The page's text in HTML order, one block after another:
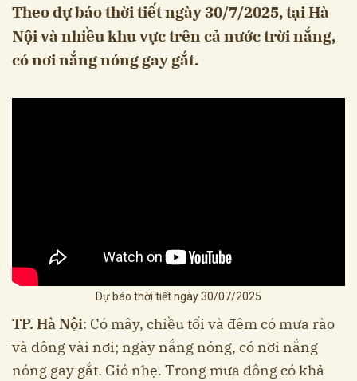
Theo dự báo thời tiết ngày 30/7/2025, tại Hà
Nội và nhiều khu vực trên cả nước trời nắng,
có nơi nắng nóng gay gắt.
Dự báo thời tiết ngày 30/07/2025
TP. Hà Nội: Có mây, chiều tối và đêm có mưa rào
và dông vài nơi; ngày nắng nóng, có nơi nắng
nóng gay gắt. Gió nhẹ. Trong mưa dông có khả